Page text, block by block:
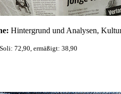
Hintergrund und Analysen,
Soli: 72,90, ermäßigt: 38,90